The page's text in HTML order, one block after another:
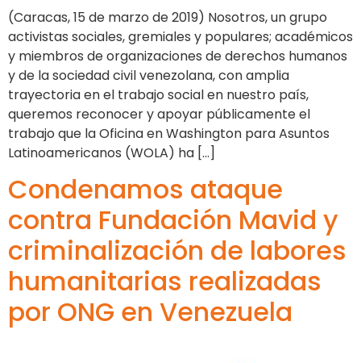
(Caracas, 15 de marzo de 2019) Nosotros, un grupo
activistas sociales, gremiales y populares; académicos
y miembros de organizaciones de derechos humanos
y de la sociedad civil venezolana, con amplia
trayectoria en el trabajo social en nuestro país,
queremos reconocer y apoyar públicamente el
trabajo que la Oficina en Washington para Asuntos
Latinoamericanos (WOLA) ha […]
Condenamos ataque
contra Fundación Mavid y
criminalización de labores
humanitarias realizadas
por ONG en Venezuela